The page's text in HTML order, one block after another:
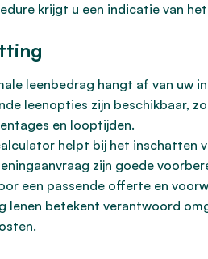
krijgt u een indicatie van
leenbedrag hangt af van uw
leenopties zijn beschikbaar,
en looptijden.
helpt bij het inschatten
zijn goede
een passende offerte en
lenen betekent verantwoord